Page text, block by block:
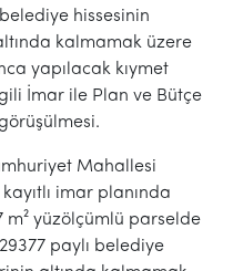
hissesinin
kalmamak üzere
yapılacak kıymet
İmar ile Plan ve Bütçe
Mahallesi
imar planında
m² yüzölçümlü parselde
paylı belediye